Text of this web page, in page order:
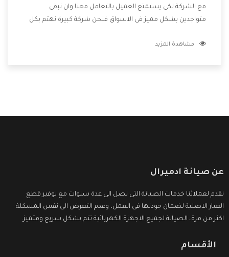
مع الشركة لكى يستمتع العميل بالتعامل معنا وان نبقى
متواجدين بشكل مميز فى الاسواق فنحن شركة كبيرة نهتم بكل
الشركة بها والتى تكون منها خدمة الصيانة التى تكون من أهم
مشاهدة المزيد
عن صيانة ادميرال
نقدم لعملائنا خدمات الصيانة التى تصل الى عدة سنوات مع توفير قطع
الغيار الاصلية لضمان جودتها فى العمل، وعدم التعرض الى نفس المشكلة
اكثر من مرة، الصيانة لجميع الاجهزة الكهربائية تتم بشكل سريع ومتميز.
الأقسام